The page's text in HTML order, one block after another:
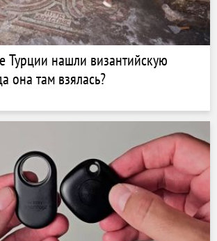
Турции нашли византийскую
она там взялась?